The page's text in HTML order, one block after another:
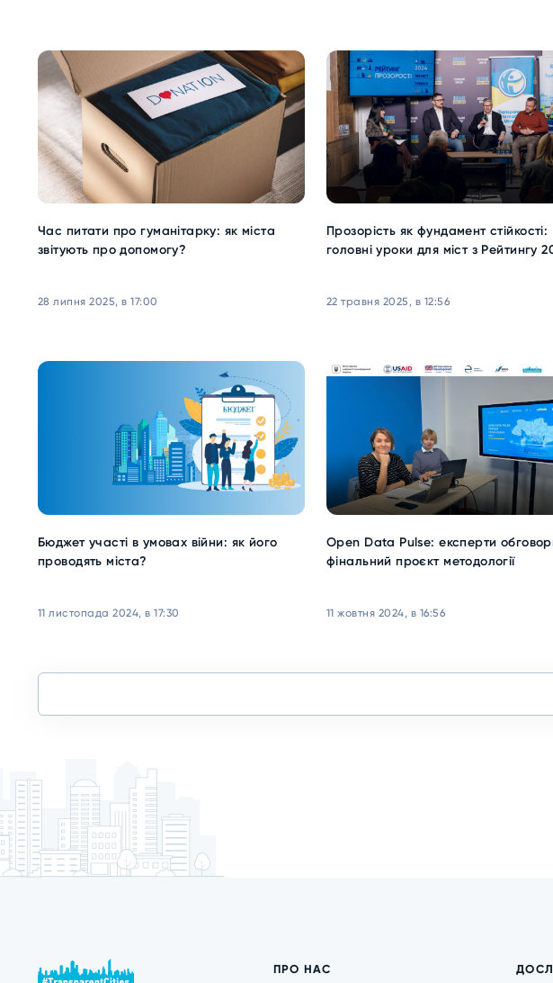
Час питати про гуманітарку: як міста
звітують про допомогу?
28 липня 2025, в 17:00
Прозорість як фундамент стійкості:
головні уроки для міст з Рейтингу
22 травня 2025, в 12:56
Бюджет участі в умовах війни: як його
проводять міста?
11 листопада 2024, в 17:30
Open Data Pulse: експерти
фінальний проєкт методології
11 жовтня 2024, в 16:56
ПРО НАС